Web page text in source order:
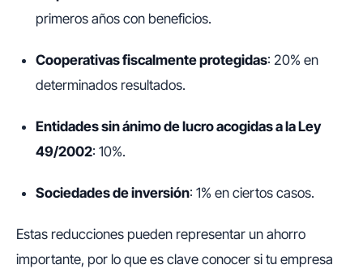
primeros años con beneficios.
Cooperativas fiscalmente protegidas: 20% en
determinados resultados.
Entidades sin ánimo de lucro acogidas a la Ley
49/2002: 10%.
Sociedades de inversión: 1% en ciertos casos.
Estas reducciones pueden representar un ahorro
importante, por lo que es clave conocer si tu empresa